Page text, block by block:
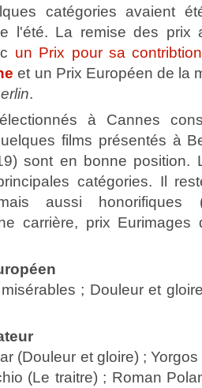
catégories avaient
l'été. La remise des prix
un Prix pour sa
et un Prix Européen de la
.
à Cannes
films présentés à
sont en bonne position.
catégories. Il
aussi honorifiques
carrière, prix
; Douleur et
(Douleur et gloire) ;
(Le traitre) ; Roman